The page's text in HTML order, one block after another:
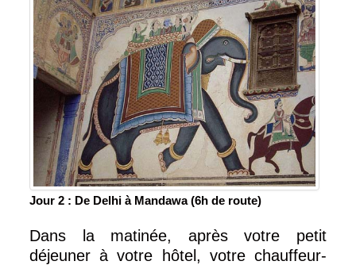
Jour 2 : De Delhi à Mandawa (6h de route)
Dans la matinée, après votre petit
déjeuner à votre hôtel, votre chauffeur-